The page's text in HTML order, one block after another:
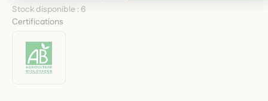
Stock disponible : 6
Certifications